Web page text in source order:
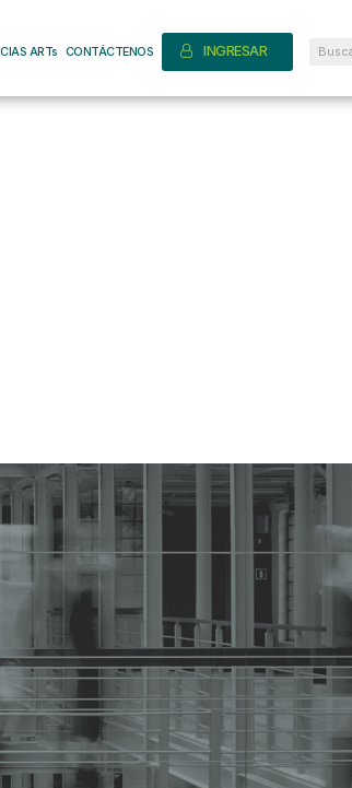
ARTs CONTÁCTENOS INGRESAR